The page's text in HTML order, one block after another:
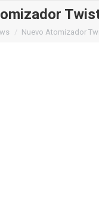
Nuevo Atomizador